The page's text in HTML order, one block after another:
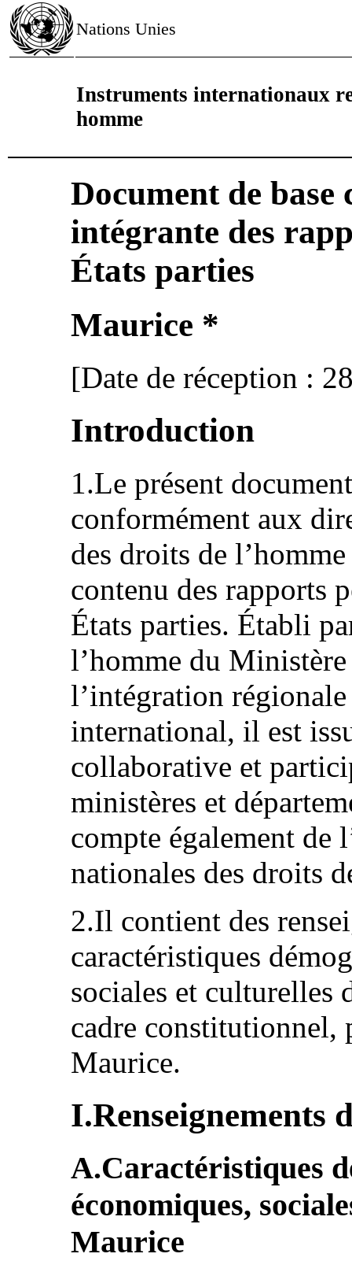
Nations Unies
Instruments internationaux
homme
Document de
intégrante des
États parties
Maurice *
[Date de réception :
Introduction
1.Le présent
conformément aux
des droits de
contenu des rapports
États parties. Établi
l’homme du
l’intégration
international, il est
collaborative et
ministères et
compte également de
nationales des droits
2.Il contient des
caractéristiques
sociales et culturelles
cadre
Maurice.
I.Renseignements
A.Caractéristiques
économiques,
Maurice